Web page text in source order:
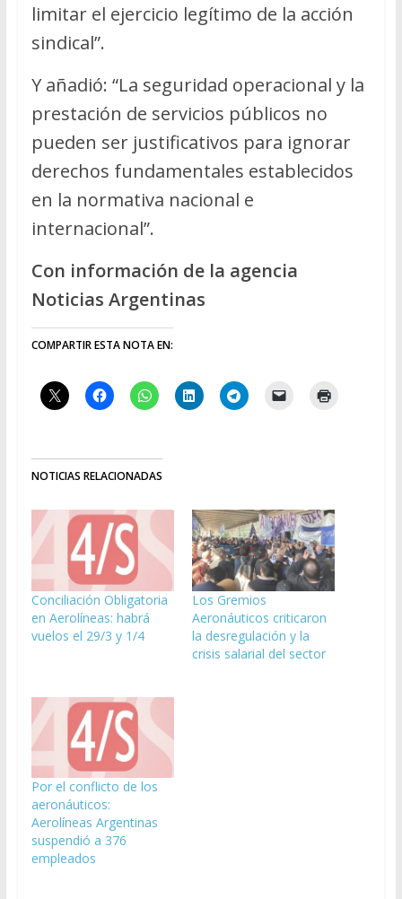
limitar el ejercicio legítimo de la acción
sindical”.
Y añadió: “La seguridad operacional y la
prestación de servicios públicos no
pueden ser justificativos para ignorar
derechos fundamentales establecidos
en la normativa nacional e
internacional”.
Con información de la agencia
Noticias Argentinas
COMPARTIR ESTA NOTA EN:
NOTICIAS RELACIONADAS
Conciliación Obligatoria
en Aerolíneas: habrá
vuelos el 29/3 y 1/4
Los Gremios
Aeronáuticos criticaron
la desregulación y la
crisis salarial del sector
Por el conflicto de los
aeronáuticos:
Aerolíneas Argentinas
suspendió a 376
empleados